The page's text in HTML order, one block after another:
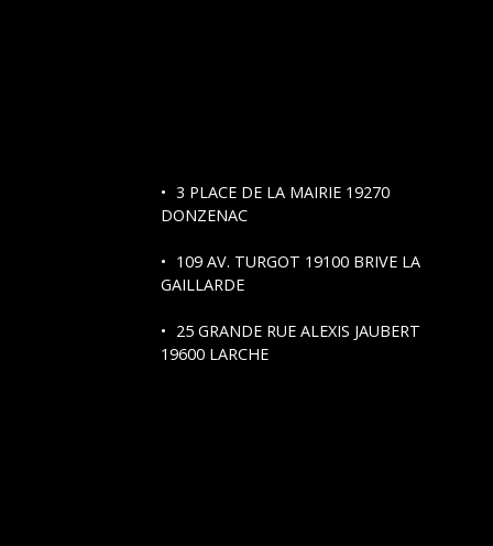
3 PLACE DE LA MAIRIE 19270
DONZENAC
109 AV. TURGOT 19100 BRIVE LA
GAILLARDE
25 GRANDE RUE ALEXIS JAUBERT
19600 LARCHE